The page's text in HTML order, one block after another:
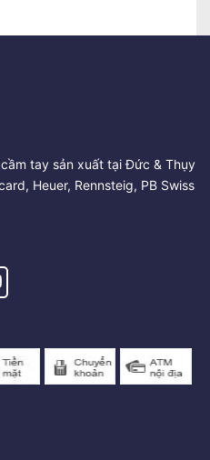
tay sản xuất tại Đức & Thụy
Heuer, Rennsteig, PB Swiss